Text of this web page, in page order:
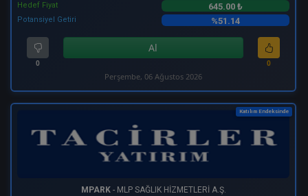
Hedef Fiyat 645.00 ₺
Potansiyel Getiri %51.14
0
Al
0
Perşembe, 06 Ağustos 2026
Katılım Endeksinde
MPARK- MLP SAĞLIK HİZMETLERİ A.Ş.